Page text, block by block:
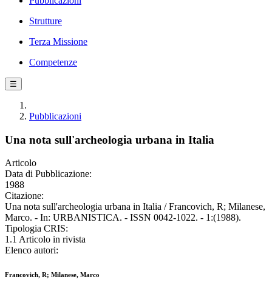
Strutture
Terza Missione
Competenze
☰
Pubblicazioni
Una nota sull'archeologia urbana in Italia
Articolo
Data di Pubblicazione:
1988
Citazione:
Una nota sull'archeologia urbana in Italia / Francovich, R; Milanese,
Marco. - In: URBANISTICA. - ISSN 0042-1022. - 1:(1988).
Tipologia CRIS:
1.1 Articolo in rivista
Elenco autori:
Francovich, R; Milanese, Marco